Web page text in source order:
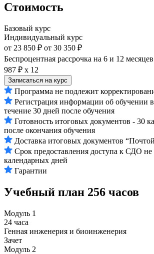
Стоимость
Базовый курс
Индивидуальный курс
от 23 850 ₽ от 30 350 ₽
Беспроцентная рассрочка на 6 и 12 месяцев
987 ₽ х 12
Записаться на курс
Программа не подлежит
Регистрация информации об
течение 30 дней после обучения
Готовность итоговых документов - 30
после окончания обучения
Доставка итоговых документов
Срок предоставления доступа к СДО не
календарных дней
Гарантии
Учебный план 256 часов
Модуль 1
24 часа
Генная инженерия и биоинженерия
Зачет
Модуль 2